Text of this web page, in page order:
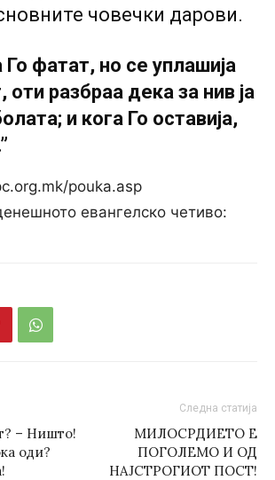
човечки дарови.
Го фатат, но се уплашија
оти разбраа дека за нив ја
и кога Го оставија,
pouka.asp
евангелско четиво:
– Ништо!
оди?
Следна статија
МИЛОСРДИЕТО Е
ПОГОЛЕМО И ОД
НАЈСТРОГИОТ ПОСТ!